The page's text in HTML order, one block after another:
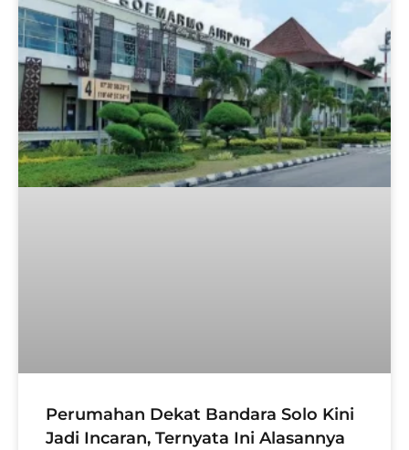
Perumahan Dekat Bandara Solo Kini
Jadi Incaran, Ternyata Ini Alasannya